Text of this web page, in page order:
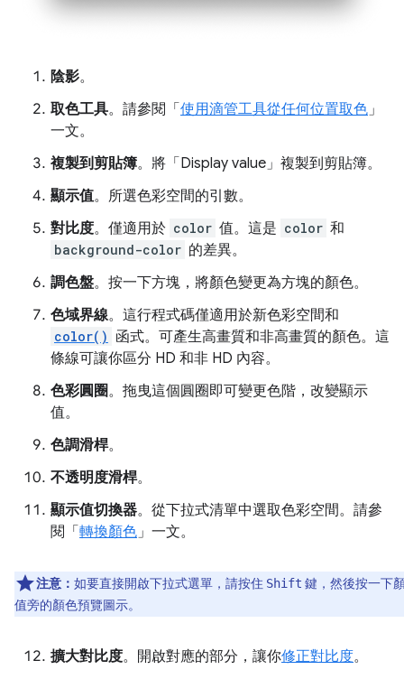
陰影。
取色工具。請參閱「 使用滴管工具從任何位置取色」
一文。
複製到剪貼簿。將「Display value」 複製到剪貼簿。
顯示值。所選色彩空間的引數。
對比度。僅適用於 color 值。這是 color 和
background-color 的差異。
調色盤。按一下方塊，將顏色變更為方塊的顏色。
色域界線。這行程式碼僅適用於新色彩空間和
color() 函式。可產生高畫質和非高畫質的顏色。這
條線可讓你區分 HD 和非 HD 內容。
色彩圓圈。拖曳這個圓圈即可變更色階，改變顯示
值。
色調滑桿。
不透明度滑桿。
顯示值切換器。從下拉式清單中選取色彩空間。請參
閱「 轉換顏色」一文。
注意： 如要直接開啟下拉式選單，請按住 Shift 鍵，然後按一下
值旁的顏色預覽圖示。
擴大對比度。開啟對應的部分，讓你修正對比度。